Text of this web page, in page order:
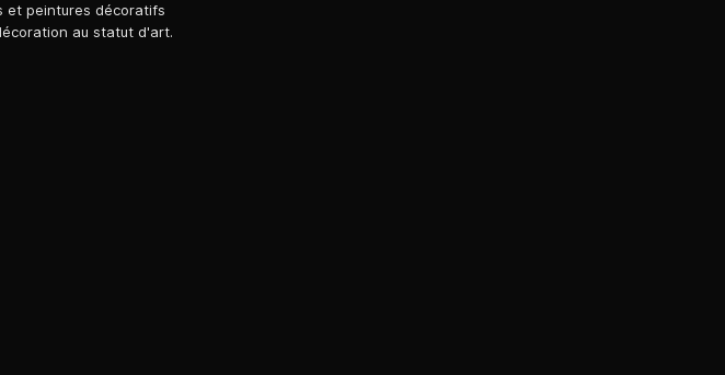
et peintures décoratifs
au statut d'art.